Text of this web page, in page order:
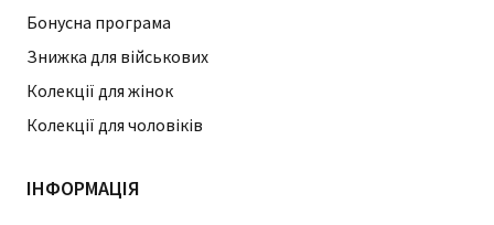
Бонусна програма
Знижка для військових
Колекції для жінок
Колекції для чоловіків
ІНФОРМАЦІЯ